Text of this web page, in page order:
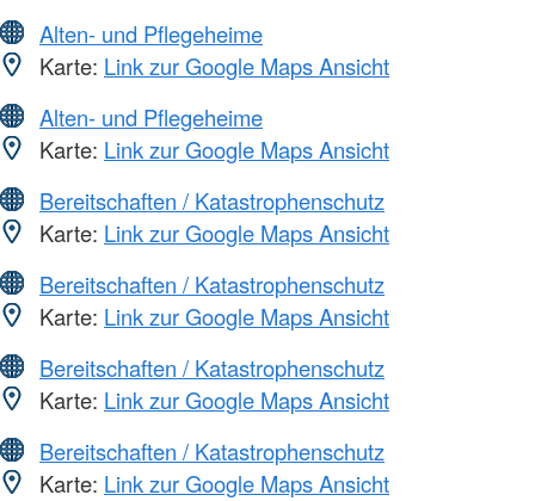
Alten- und Pflegeheime
Karte: Link zur Google Maps Ansicht
Alten- und Pflegeheime
Karte: Link zur Google Maps Ansicht
Bereitschaften / Katastrophenschutz
Karte: Link zur Google Maps Ansicht
Bereitschaften / Katastrophenschutz
Karte: Link zur Google Maps Ansicht
Bereitschaften / Katastrophenschutz
Karte: Link zur Google Maps Ansicht
Bereitschaften / Katastrophenschutz
Karte: Link zur Google Maps Ansicht